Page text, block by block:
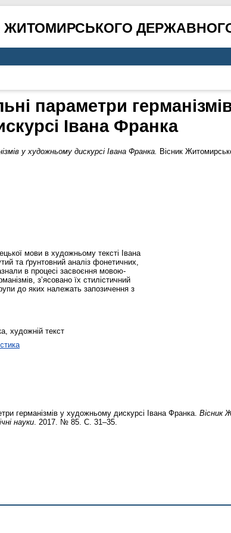
ЖИТОМИРСЬКОГО
параметри
Івана Франка
у художньому дискурсі Івана Франка. Вісник
мови в художньому тексті Івана
та ґрунтовний аналіз фонетичних,
в процесі засвоєння мовою-
з’ясовано їх стилістичний
до яких належать запозичення з
художній текст
германізмів у художньому дискурсі Івана Франка. Вісник
науки . 2017. № 85. С. 31–35.